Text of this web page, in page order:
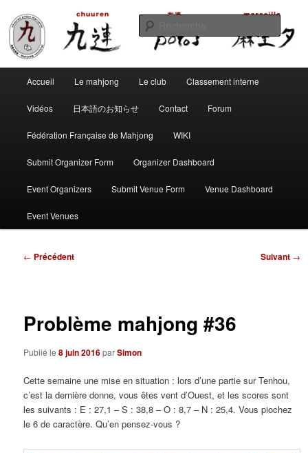
contenu
principalChuuren potos Marseille – Mahjong
convivial
principal
Accueil Le mahjong Le club Classement interne
Vidéos 日本語のお知らせ Contact Forum
Fédération Française de Mahjong WIKI
Submit Organizer Form Organizer Dashboard
Event Organizers Submit Venue Form Venue Dashboard
Event Venues
Navigation
← Précédent Suivant →
Problème mahjong #36
Publié le8 juin 2016parSimon
Cette semaine une mise en situation : lors d’une partie sur Tenhou,
c’est la dernière donne, vous êtes vent d’Ouest, et les scores sont
les suivants : E : 27,1 – S : 38,8 – O : 8,7 – N : 25,4. Vous piochez
le 6 de caractère. Qu’en pensez-vous ?